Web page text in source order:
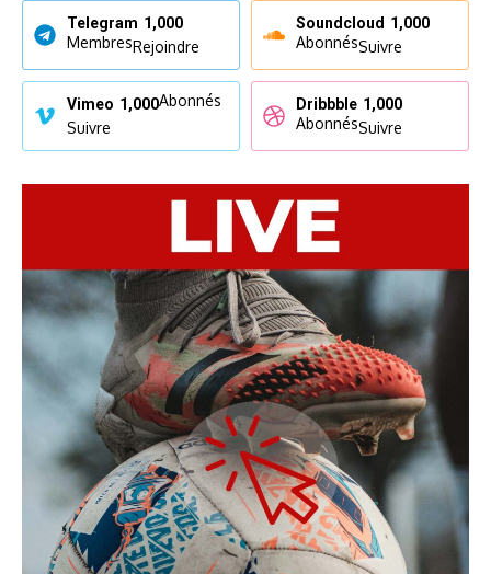
Telegram 1,000
MembresRejoindre
Soundcloud 1,000
AbonnésSuivre
Vimeo 1,000Abonnés
Suivre
Dribbble 1,000
AbonnésSuivre